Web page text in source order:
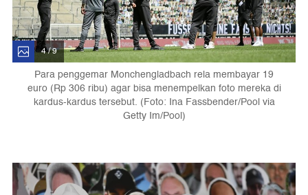
4 / 9
Para penggemar Monchengladbach rela membayar 19
euro (Rp 306 ribu) agar bisa menempelkan foto mereka di
kardus-kardus tersebut. (Foto: Ina Fassbender/Pool via
Getty Im/Pool)